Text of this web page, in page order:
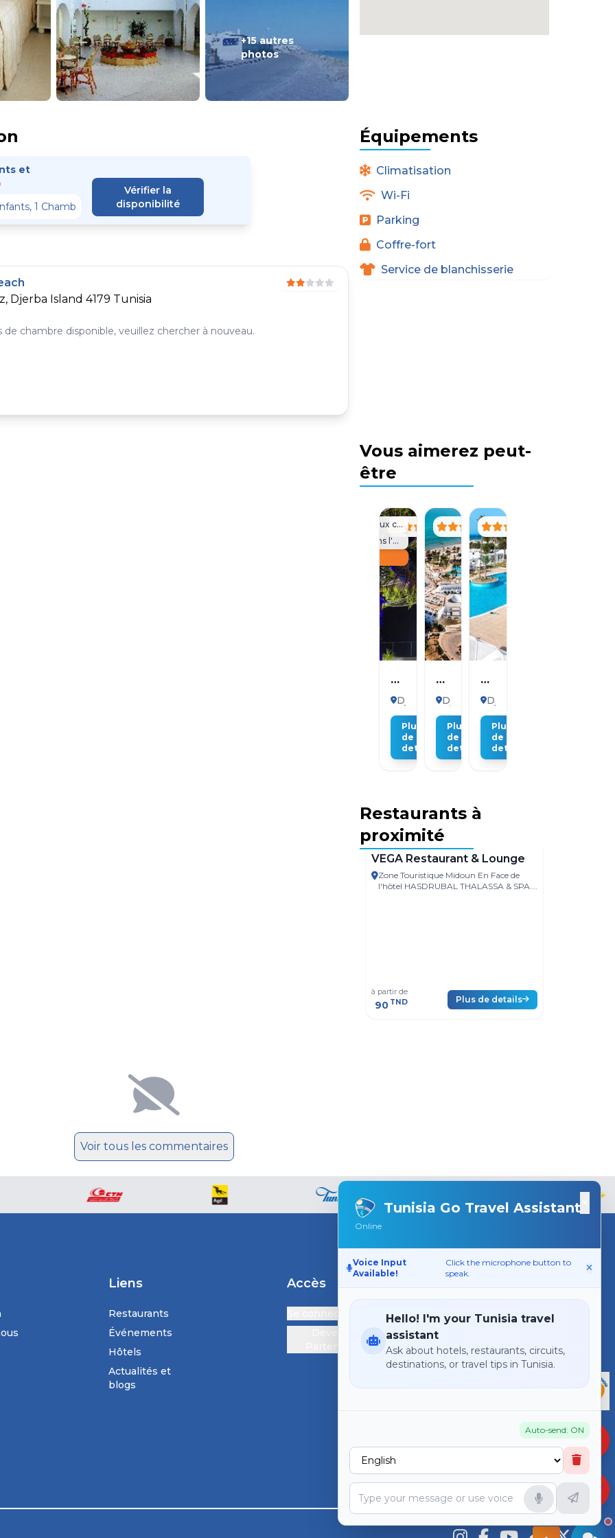
+15 autres
photos
et
Vérifier la
disponibilité
Djerba Island 4179 Tunisia
de chambre disponible, veuillez chercher à nouveau.
Équipements
Climatisation
Wi-Fi
Parking
Coffre-fort
Service de blanchisserie
Vous aimerez peut-
être
Interdit aux célibataires
Pieds dans l'eau
Hôtel
Joya
SPA
Djerba
Djerba
Plus
de
details
Hôtel
Golf
Thalasso
Djerba
Plus
de
details
Djerba
Golf
Spa
Djerba
Plus
de
details
Restaurants à
proximité
Djerba
VEGA Restaurant & Lounge
Zone Touristique Midoun En Face de
l'hôtel HASDRUBAL THALASSA & SPA.,
à partir de
90 TND Plus de details
Voir tous les commentaires
Tunisia Go Travel Assistant
Online
Voice Input
Available!
Click the microphone button to
speak.
Hello! I'm your Tunisia travel
assistant
Ask about hotels, restaurants, circuits,
destinations, or travel tips in Tunisia.
Auto-send: ON
Liens
Restaurants
Événements
Hôtels
Actualités et
blogs
Accès
Contactez-nous